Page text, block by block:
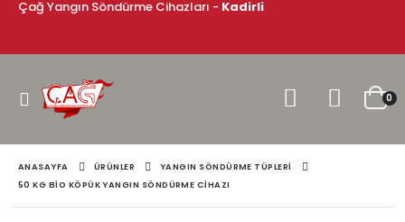
Çağ Yangın Söndürme Cihazları - Kadirli
0
ANASAYFA ÜRÜNLER
YANGIN SÖNDÜRME TÜPLERI
50 KG BIO KÖPÜK YANGIN SÖNDÜRME CIHAZI